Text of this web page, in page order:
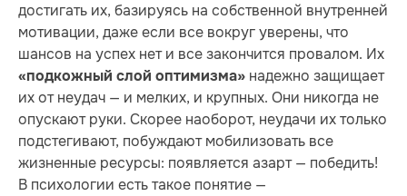
достигать их, базируясь на собственной внутренней
мотивации, даже если все вокруг уверены, что
шансов на успех нет и все закончится провалом. Их
«подкожный слой оптимизма» надежно защищает
их от неудач — и мелких, и крупных. Они никогда не
опускают руки. Скорее наоборот, неудачи их только
подстегивают, побуждают мобилизовать все
жизненные ресурсы: появляется азарт — победить!
В психологии есть такое понятие —